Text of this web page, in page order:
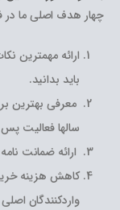
چهار هدف اصلی ما در
ارائه مهمترین
باید بدانید.
معرفی بهترین
سالها فعالیت پس
ارائه ضمانت
کاهش هزینه خرید
واردکنندگان اصلی